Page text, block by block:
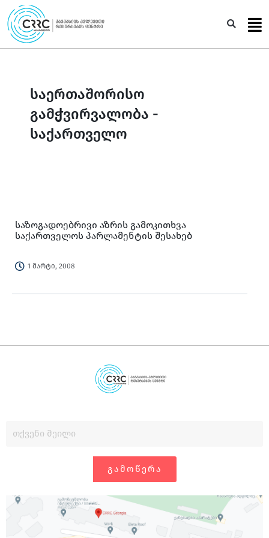
Skip
to
content
საერთაშორისო
გამჭვირვალობა -
საქართველო
საზოგადოებრივი აზრის გამოკითხვა
საქართველოს პარლამენტის შესახებ
1 მარტი, 2008
ᲒᲐᲛᲝᲬᲔᲠᲐ